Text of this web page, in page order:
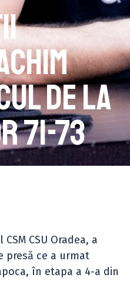
de la
71-73
CSU Oradea, a
presă ce a urmat
în etapa a 4-a din